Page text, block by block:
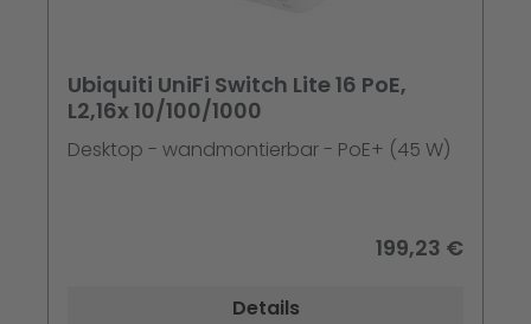
Ubiquiti UniFi Switch Lite 16 PoE,
L2,16x 10/100/1000
Desktop - wandmontierbar - PoE+ (45 W)
199,23 €
Details